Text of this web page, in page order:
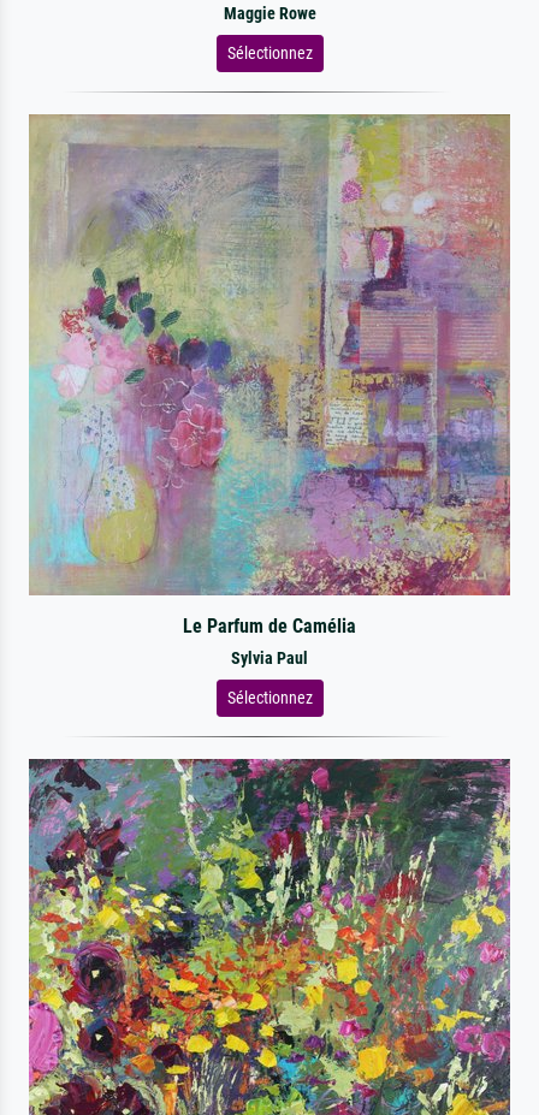
Maggie Rowe
Sélectionnez
Le Parfum de Camélia
Sylvia Paul
Sélectionnez